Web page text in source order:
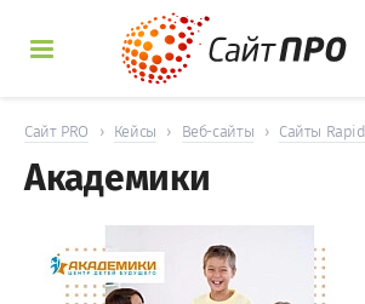
Сайт PRO › Кейсы › Веб-сайты › Сайты Rapid
Академики
УСЛУГИ